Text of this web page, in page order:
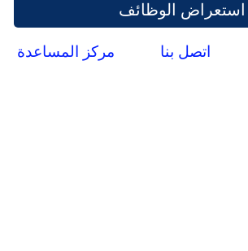
استعراض الوظائف
اتصل بنا مركز المساعدة